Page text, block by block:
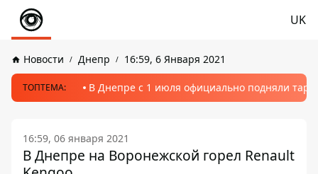
UK
Новости Днепр 16:59, 6 Января 2021
ТОПТЕМА: В Днепре с 1 июля официально подняли
16:59, 06 января 2021
В Днепре на Воронежской горел Renault